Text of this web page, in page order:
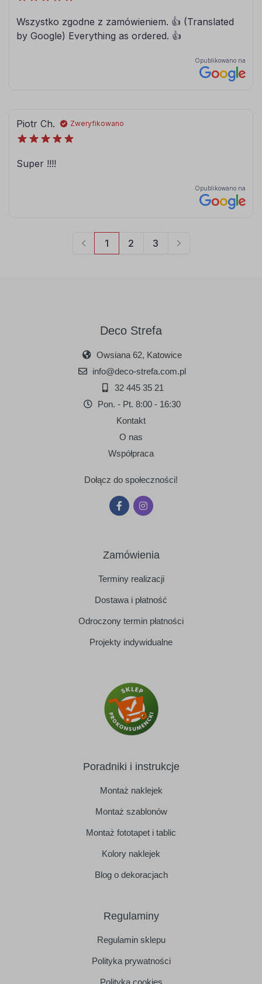
Deco Strefa
Owsiana 62, Katowice
info@deco-strefa.com.pl
32 445 35 21
Pon. - Pt. 8:00 - 16:30
Kontakt
O nas
Współpraca
Dołącz do społeczności!
Zamówienia
Terminy realizacji
Dostawa i płatność
Odroczony termin płatności
Projekty indywidualne
Poradniki i instrukcje
Montaż naklejek
Montaż szablonów
Montaż fototapet i tablic
Kolory naklejek
Blog o dekoracjach
Regulaminy
Regulamin sklepu
Polityka prywatności
Polityka cookies